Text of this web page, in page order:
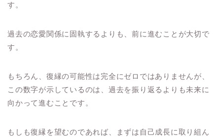
す。
過去の恋愛関係に固執するよりも、前に進むことが大切で
す。
もちろん、復縁の可能性は完全にゼロではありませんが、
この数字が示しているのは、過去を振り返るよりも未来に
向かって進むことです。
もしも復縁を望むのであれば、まずは自己成長に取り組ん